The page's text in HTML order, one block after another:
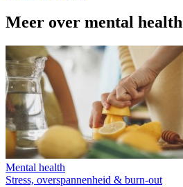
Meer over mental health
Mental health
Stress, overspannenheid & burn-out